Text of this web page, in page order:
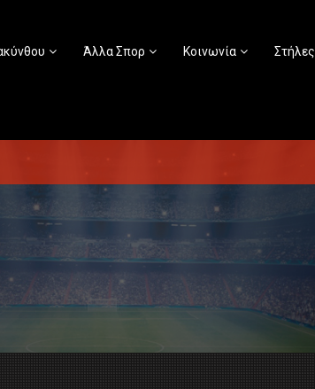
Άλλα Σπορ Κοινωνία Στήλες